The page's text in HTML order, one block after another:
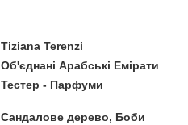
Tiziana Terenzi
Об'єднані Арабські Емірати
Тестер - Парфуми
Сандалове дерево, Боби